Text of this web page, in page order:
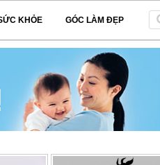
KHỎE GÓC LÀM ĐẸP